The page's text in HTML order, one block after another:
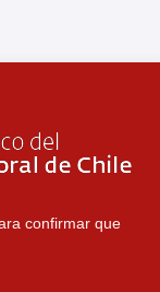
confirmar que